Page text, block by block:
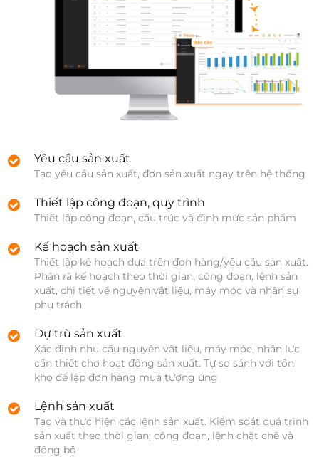
Yêu cầu sản xuất
Tạo yêu cầu sản xuất, đơn sản xuất ngay trên hệ thống
Thiết lập công đoạn, quy trình
Thiết lập công đoạn, cấu trúc và định mức sản phẩm
Kế hoạch sản xuất
Thiết lập kế hoạch dựa trên đơn hàng/yêu cầu sản xuất.
Phân rã kế hoạch theo thời gian, công đoạn, lệnh sản
xuất, chi tiết về nguyên vật liệu, máy móc và nhân sự
phụ trách
Dự trù sản xuất
Xác định nhu cầu nguyên vật liệu, máy móc, nhân lực
cần thiết cho hoạt động sản xuất. Tự so sánh với tồn
kho để lập đơn hàng mua tương ứng
Lệnh sản xuất
Tạo và thực hiện các lệnh sản xuất. Kiểm soát quá trình
sản xuất theo thời gian, công đoạn, lệnh chặt chẽ và
đồng bộ